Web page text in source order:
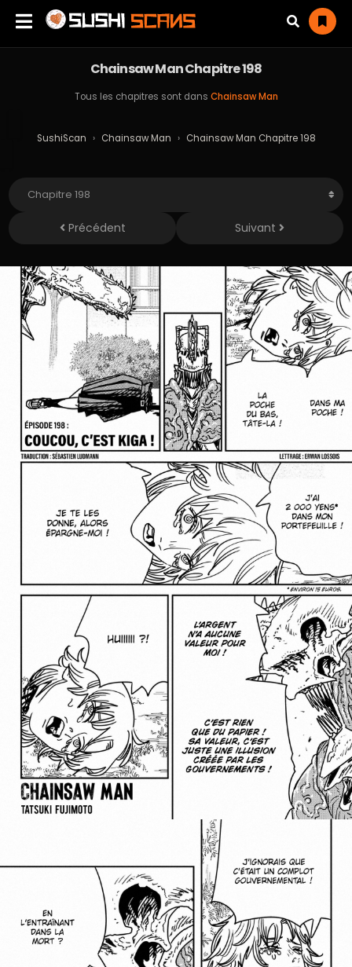
Chainsaw Man Chapitre 198
Tous les chapitres sont dans Chainsaw Man
SushiScan › Chainsaw Man › Chainsaw Man Chapitre 198
Précédent Suivant